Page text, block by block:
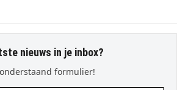
nieuws in je inbox?
formulier!